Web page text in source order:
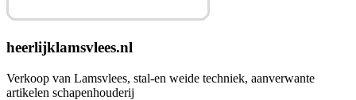
heerlijklamsvlees.nl
Verkoop van Lamsvlees, stal-en weide techniek, aanverwante
artikelen schapenhouderij